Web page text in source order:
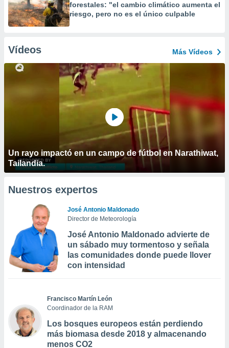
forestales: "el cambio climático aumenta el
riesgo, pero no es el único culpable
Vídeos Más Vídeos
Un rayo impactó en un campo de fútbol en Narathiwat,
Tailandia.
Nuestros expertos
José Antonio Maldonado
Director de Meteorología
José Antonio Maldonado advierte de
un sábado muy tormentoso y señala
las comunidades donde puede llover
con intensidad
Francisco Martín León
Coordinador de la RAM
Los bosques europeos están perdiendo
más biomasa desde 2018 y almacenando
menos CO2